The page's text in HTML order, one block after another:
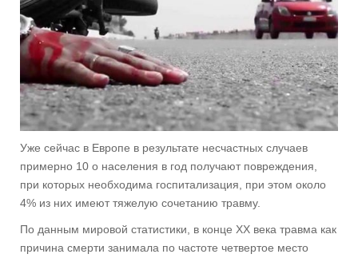
Уже сейчас в Европе в результате несчастных случаев
примерно 10 о населения в год получают повреждения,
при которых необходима госпитализация, при этом около
4% из них имеют тяжелую сочетанию травму.
По данным мировой статистики, в конце XX века травма как
причина смерти занимала по частоте четвертое место